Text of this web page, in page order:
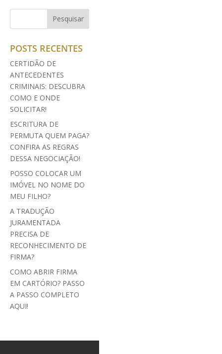
POSTS RECENTES
CERTIDÃO DE
ANTECEDENTES
CRIMINAIS: DESCUBRA
COMO E ONDE
SOLICITAR!
ESCRITURA DE
PERMUTA QUEM PAGA?
CONFIRA AS REGRAS
DESSA NEGOCIAÇÃO!
POSSO COLOCAR UM
IMÓVEL NO NOME DO
MEU FILHO?
A TRADUÇÃO
JURAMENTADA
PRECISA DE
RECONHECIMENTO DE
FIRMA?
COMO ABRIR FIRMA
EM CARTÓRIO? PASSO
A PASSO COMPLETO
AQUI!